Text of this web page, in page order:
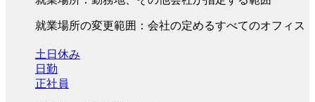
就業場所の変更範囲：会社の定めるすべてのオフィス
土日休み
日勤
正社員